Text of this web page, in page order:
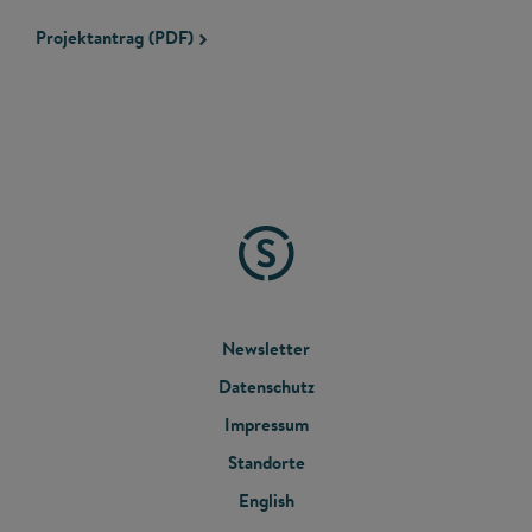
Projektantrag (PDF)
FOOTER
MENU
Newsletter
Datenschutz
Impressum
Standorte
English